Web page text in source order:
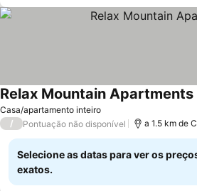
Casa/apartamento inteiro
Relax Mountain Apartments
/ Pontuação não disponível a 1.5 km de
Selecione as datas para ver os
exatos.